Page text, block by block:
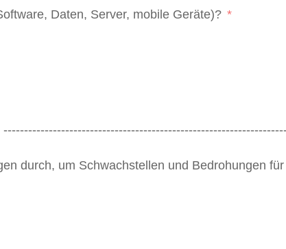
Daten, Server, mobile Geräte)?
durch, um Schwachstellen und Bedrohungen